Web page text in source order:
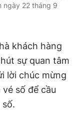
ngày 22 tháng 9
khách hàng
sự quan tâm
lời chúc mừng
số để cầu